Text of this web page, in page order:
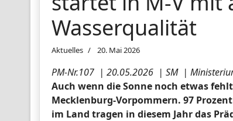
Wasserqualität
Aktuelles 20. Mai 2026
PM-Nr.107 | 20.05.2026 | SM |
Auch wenn die Sonne noch etwas
Mecklenburg-Vorpommern. 97
im Land tragen in diesem Jahr das